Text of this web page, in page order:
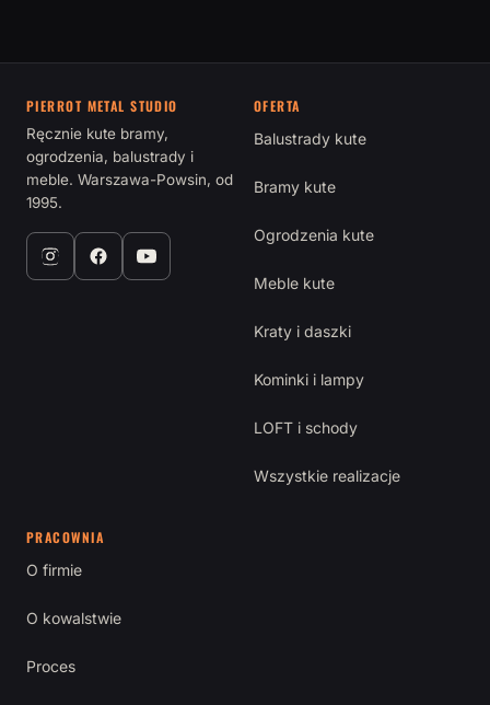
PIERROT METAL STUDIO
Ręcznie kute bramy,
ogrodzenia, balustrady i
meble. Warszawa-Powsin, od
1995.
OFERTA
Balustrady kute
Bramy kute
Ogrodzenia kute
Meble kute
Kraty i daszki
Kominki i lampy
LOFT i schody
Wszystkie realizacje
PRACOWNIA
O firmie
O kowalstwie
Proces